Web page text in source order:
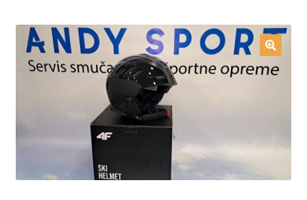
My account
Pravilnik o zasebnosti
SPLETNA PRODAJA